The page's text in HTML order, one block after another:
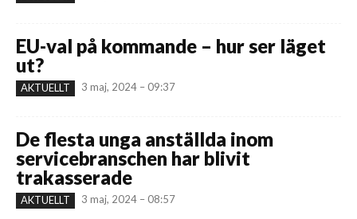
EU-val på kommande – hur ser läget
ut?
AKTUELLT 3 maj, 2024 – 09:37
De flesta unga anställda inom
servicebranschen har blivit
trakasserade
AKTUELLT 3 maj, 2024 – 08:57